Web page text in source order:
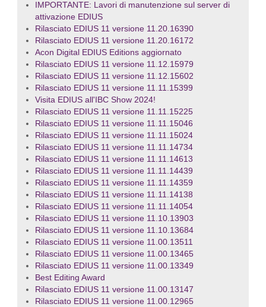
IMPORTANTE: Lavori di manutenzione sul server di
attivazione EDIUS
Rilasciato EDIUS 11 versione 11.20.16390
Rilasciato EDIUS 11 versione 11.20.16172
Acon Digital EDIUS Editions aggiornato
Rilasciato EDIUS 11 versione 11.12.15979
Rilasciato EDIUS 11 versione 11.12.15602
Rilasciato EDIUS 11 versione 11.11.15399
Visita EDIUS all'IBC Show 2024!
Rilasciato EDIUS 11 versione 11.11.15225
Rilasciato EDIUS 11 versione 11.11.15046
Rilasciato EDIUS 11 versione 11.11.15024
Rilasciato EDIUS 11 versione 11.11.14734
Rilasciato EDIUS 11 versione 11.11.14613
Rilasciato EDIUS 11 versione 11.11.14439
Rilasciato EDIUS 11 versione 11.11.14359
Rilasciato EDIUS 11 versione 11.11.14138
Rilasciato EDIUS 11 versione 11.11.14054
Rilasciato EDIUS 11 versione 11.10.13903
Rilasciato EDIUS 11 versione 11.10.13684
Rilasciato EDIUS 11 versione 11.00.13511
Rilasciato EDIUS 11 versione 11.00.13465
Rilasciato EDIUS 11 versione 11.00.13349
Best Editing Award
Rilasciato EDIUS 11 versione 11.00.13147
Rilasciato EDIUS 11 versione 11.00.12965